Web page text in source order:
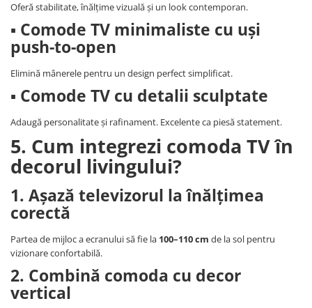
Oferă stabilitate, înălțime vizuală și un look contemporan.
▪ Comode TV minimaliste cu uși
push-to-open
Elimină mânerele pentru un design perfect simplificat.
▪ Comode TV cu detalii sculptate
Adaugă personalitate și rafinament. Excelente ca piesă statement.
5. Cum integrezi comoda TV în
decorul livingului?
1. Așază televizorul la înălțimea
corectă
Partea de mijloc a ecranului să fie la 100–110 cm de la sol pentru
vizionare confortabilă.
2. Combină comoda cu decor
vertical